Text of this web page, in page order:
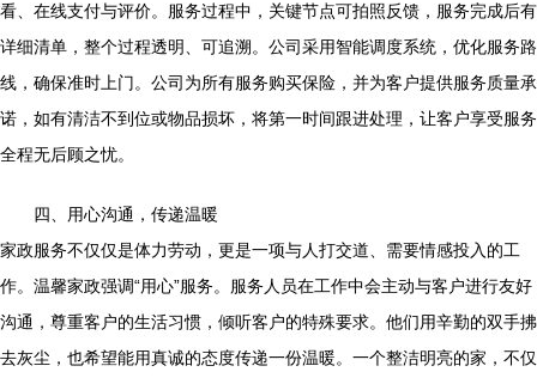
看、在线支付与评价。服务过程中，关键节点可拍照反馈，服务完成后有
详细清单，整个过程透明、可追溯。公司采用智能调度系统，优化服务路
线，确保准时上门。公司为所有服务购买保险，并为客户提供服务质量承
诺，如有清洁不到位或物品损坏，将第一时间跟进处理，让客户享受服务
全程无后顾之忧。
四、用心沟通，传递温暖
家政服务不仅仅是体力劳动，更是一项与人打交道、需要情感投入的工
作。温馨家政强调“用心”服务。服务人员在工作中会主动与客户进行友好
沟通，尊重客户的生活习惯，倾听客户的特殊要求。他们用辛勤的双手拂
去灰尘，也希望能用真诚的态度传递一份温暖。一个整洁明亮的家，不仅